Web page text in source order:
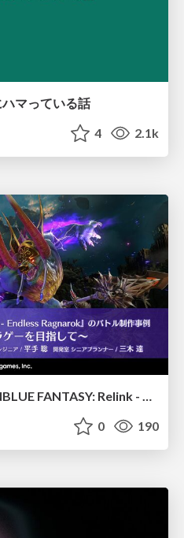
マっている話
4 2.1k
【CEDEC2026】『GRANBLUE FANTASY: Relink - Endless Ragnarok』のバトル制作事例 ～最高のキャラゲーを目指して～
0 190